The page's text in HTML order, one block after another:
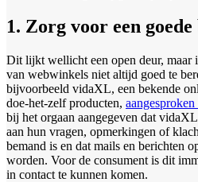
1. Zorg voor een
Dit lijkt wellicht een open deur, maar
van webwinkels niet altijd goed te
bijvoorbeeld vidaXL, een bekende
doe-het-zelf producten,
bij het orgaan aangegeven dat
aan hun vragen, opmerkingen of
bemand is en dat mails en berichten
worden. Voor de consument is dit
in contact te kunnen komen.